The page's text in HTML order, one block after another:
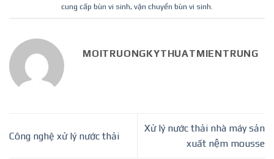
cung cấp bùn vi sinh, vận chuyển bùn vi sinh.
MOITRUONGKYTHUATMIENTRUNG
Công nghệ xử lý nước thải
Xử lý nước thải nhà máy sản
xuất nệm mousse